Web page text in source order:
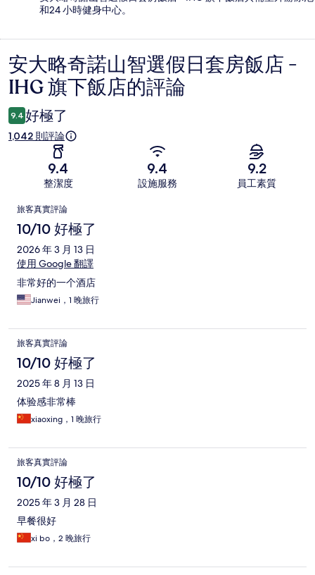
和24 小時健身中心。
評
論
安大略奇諾山智選假日套房飯店 -
IHG 旗下飯店的評論
9.4 好極了
1,042 則評論
9.4
整潔度
9.4
設施服務
9.2
員工素質
評
論
旅客真實評論
10/10 好極了
2026 年 3 月 13 日
使用 Google 翻譯
非常好的一个酒店
Jianwei，1 晚旅行
旅客真實評論
10/10 好極了
2025 年 8 月 13 日
体验感非常棒
xiaoxing，1 晚旅行
旅客真實評論
10/10 好極了
2025 年 3 月 28 日
早餐很好
xi bo，2 晚旅行